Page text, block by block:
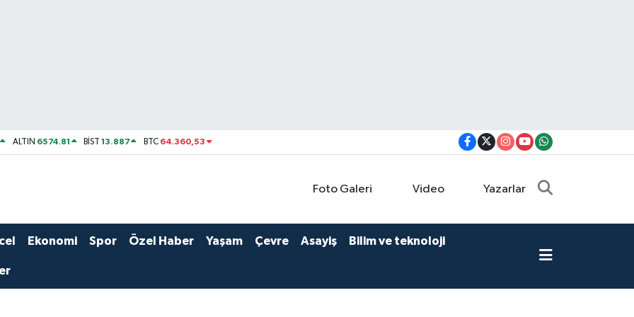
ALTIN 6574.81 BİST13.887 BTC 64.360,53
Foto Galeri Video Yazarlar
Ekonomi Spor Özel Haber Yaşam Çevre Asayiş Bilim ve teknoloji